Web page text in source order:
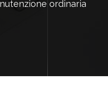
ordinaria